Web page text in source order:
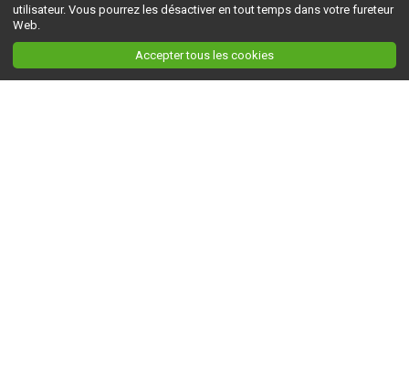
utilisateur. Vous pourrez les désactiver en tout temps dans votre fureteur
Web.
Accepter tous les cookies